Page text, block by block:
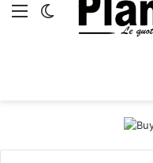
Menu Switch skin